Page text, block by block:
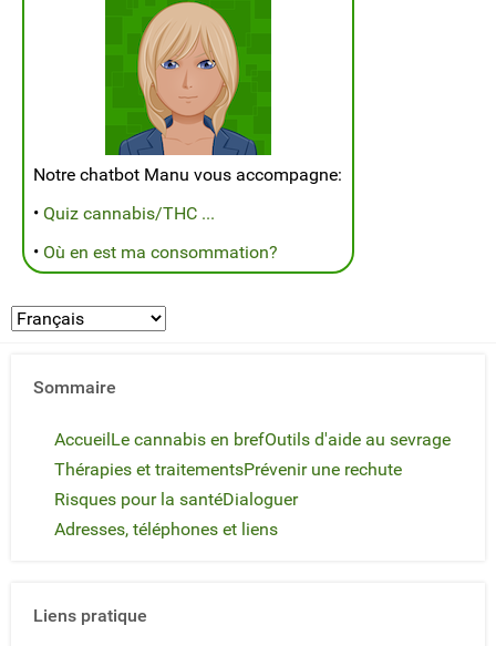
Notre chatbot Manu vous accompagne:
• Quiz cannabis/THC ...
• Où en est ma consommation?
Sommaire
AccueilLe cannabis en brefOutils d'aide au sevrage
Thérapies et traitementsPrévenir une rechute
Risques pour la santéDialoguer
Adresses, téléphones et liens
Liens pratique